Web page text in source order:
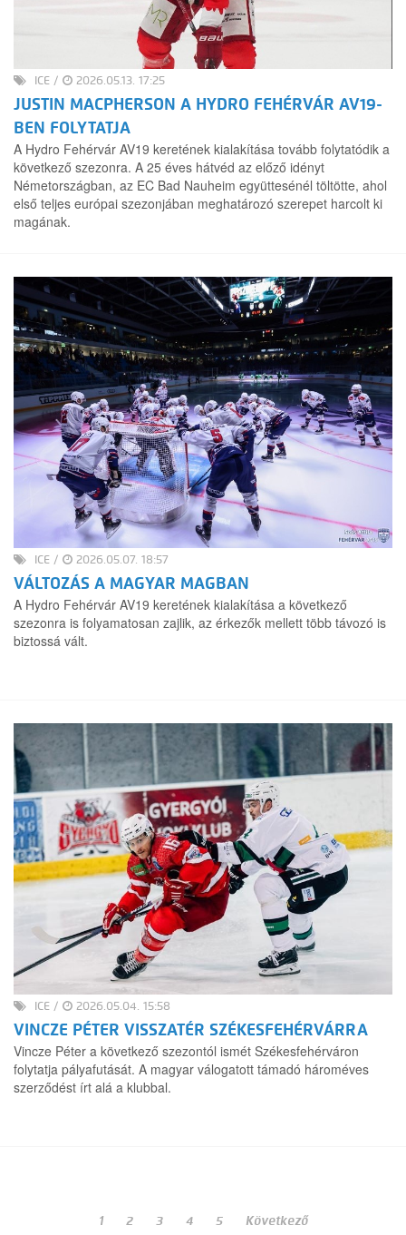
ICE / 2026.05.13. 17:25
JUSTIN MACPHERSON A HYDRO FEHÉRVÁR AV19-
BEN FOLYTATJA
A Hydro Fehérvár AV19 keretének kialakítása tovább folytatódik a
következő szezonra. A 25 éves hátvéd az előző idényt
Németországban, az EC Bad Nauheim együttesénél töltötte, ahol
első teljes európai szezonjában meghatározó szerepet harcolt ki
magának.
ICE / 2026.05.07. 18:57
VÁLTOZÁS A MAGYAR MAGBAN
A Hydro Fehérvár AV19 keretének kialakítása a következő
szezonra is folyamatosan zajlik, az érkezők mellett több távozó is
biztossá vált.
ICE / 2026.05.04. 15:58
VINCZE PÉTER VISSZATÉR SZÉKESFEHÉRVÁRRA
Vincze Péter a következő szezontól ismét Székesfehérváron
folytatja pályafutását. A magyar válogatott támadó hároméves
szerződést írt alá a klubbal.
1 2 3 4 5 Következő